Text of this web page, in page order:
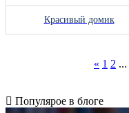
Красивый домик
« 1 2 ...
Популярое в блоге